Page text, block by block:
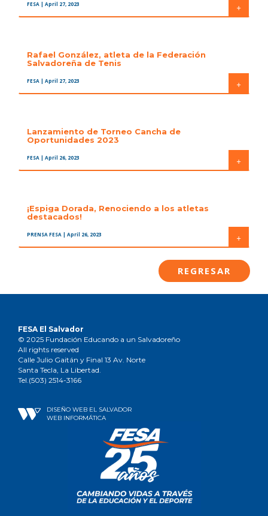
FESA | April 27, 2023 +
Rafael González, atleta de la Federación
Salvadoreña de Tenis
FESA | April 27, 2023 +
Lanzamiento de Torneo Cancha de
Oportunidades 2023
FESA | April 26, 2023 +
¡Espiga Dorada, Renociendo a los atletas
destacados!
PRENSA FESA | April 26, 2023 +
REGRESAR
FESA El Salvador
© 2025 Fundación Educando a un Salvadoreño
All rights reserved
Calle Julio Gaitán y Final 13 Av. Norte
Santa Tecla, La Libertad.
Tel.(503) 2514-3166
DISEÑO WEB EL SALVADOR
WEB INFORMÁTICA